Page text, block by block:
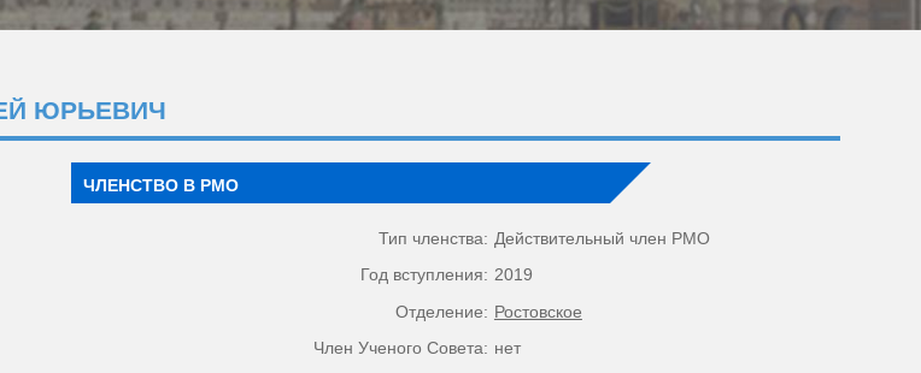
ЮРЬЕВИЧ
ЧЛЕНСТВО В РМО
Тип членства: Действительный член РМО
Год вступления: 2019
Отделение: Ростовское
Член Ученого Совета: нет